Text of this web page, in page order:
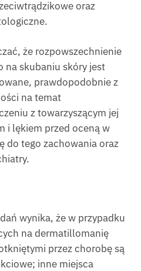
oraz
że rozpowszechnienie
na skubaniu skóry jest
prawdopodobnie z
na temat
z towarzyszącym jej
i lękiem przed oceną w
do tego zachowania oraz
wynika, że w przypadku
na dermatillomanię
przez chorobę są
inne miejsca